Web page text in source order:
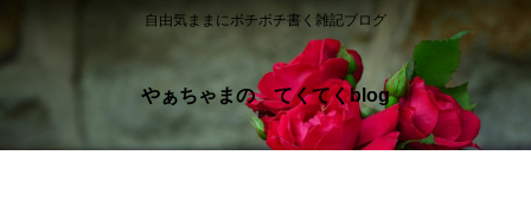
自由気ままにボチボチ書く雑記ブログ
やぁちゃまの てくてくblog